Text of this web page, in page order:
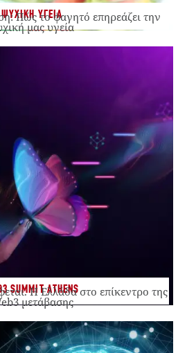
ΨΥΧΙΚΗ ΥΓΕΙΑ
Πώς το φαγητό επηρεάζει την
μας υγεία
SUMMIT ATHENS
Η Ελλάδα στο επίκεντρο της
μετάβασης